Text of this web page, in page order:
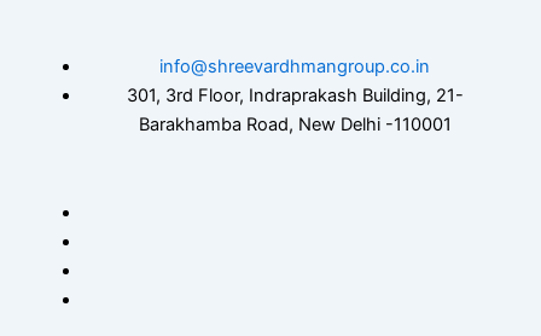
content
info@shreevardhmangroup.co.in
301, 3rd Floor, Indraprakash Building, 21-
Barakhamba Road, New Delhi -110001